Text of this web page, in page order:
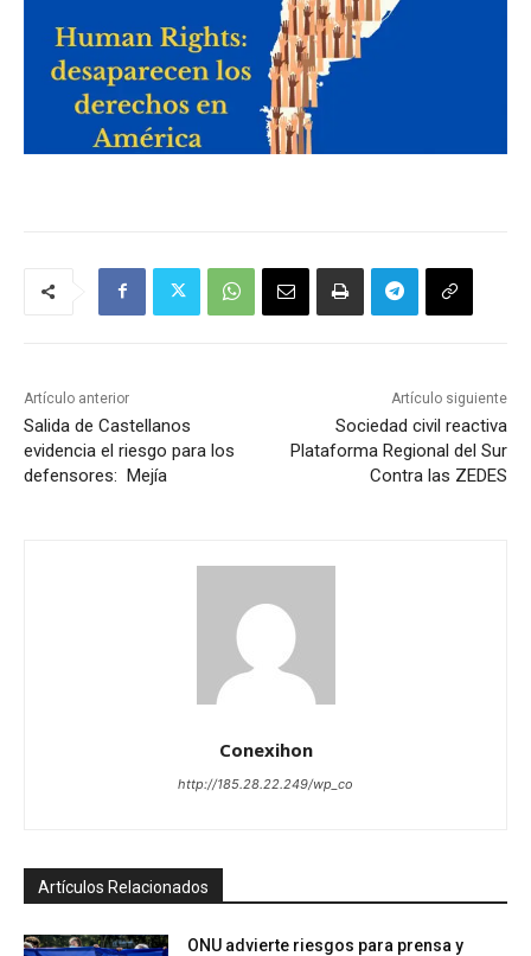
Artículo anterior
Salida de Castellanos
evidencia el riesgo para los
defensores: Mejía
Artículo siguiente
Sociedad civil reactiva
Plataforma Regional del Sur
Contra las ZEDES
Conexihon
http://185.28.22.249/wp_co
Artículos Relacionados
ONU advierte riesgos para prensa y